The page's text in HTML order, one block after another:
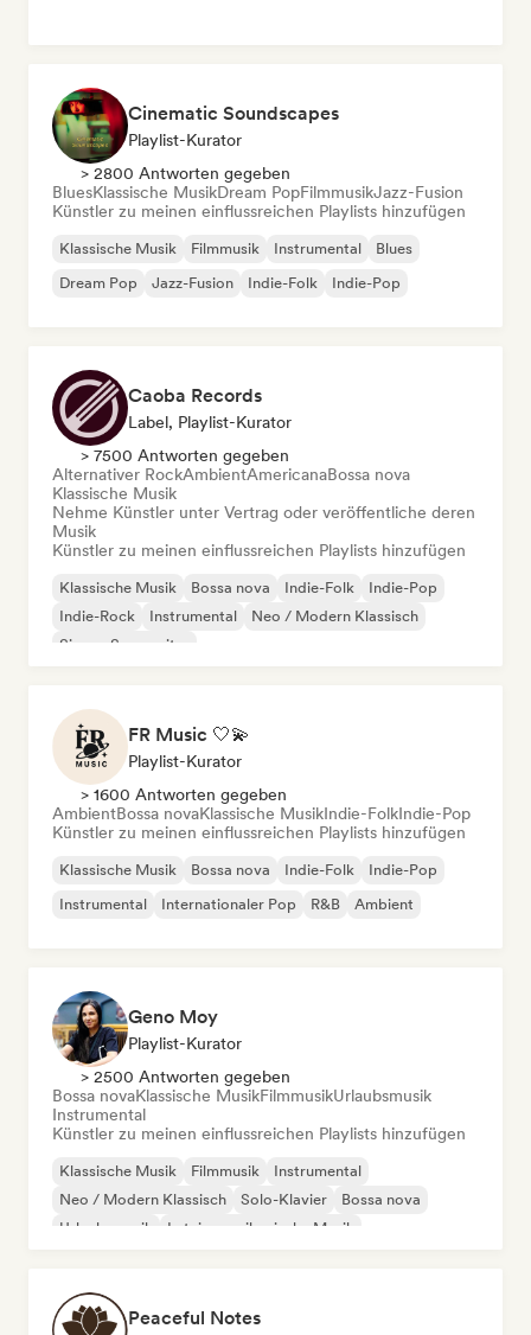
Cinematic Soundscapes
Playlist-Kurator
> 2800 Antworten gegeben
BluesKlassische MusikDream PopFilmmusikJazz-Fusion
Künstler zu meinen einflussreichen Playlists hinzufügen
Klassische Musik Filmmusik Instrumental
Blues
Dream Pop
Jazz-Fusion Indie-Folk Indie-Pop
Caoba Records
Label, Playlist-Kurator
> 7500 Antworten gegeben
Alternativer RockAmbientAmericanaBossa nova
Klassische Musik
Nehme Künstler unter Vertrag oder veröffentliche deren
Musik
Künstler zu meinen einflussreichen Playlists hinzufügen
Klassische Musik Bossa nova Indie-Folk
Indie-Pop
Indie-Rock
Instrumental
Neo / Modern Klassisch
Singer-Songwriter
FR Music 🤍💫
Playlist-Kurator
> 1600 Antworten gegeben
AmbientBossa novaKlassische MusikIndie-FolkIndie-Pop
Künstler zu meinen einflussreichen Playlists hinzufügen
Klassische Musik Bossa nova Indie-Folk
Indie-Pop
Instrumental
Internationaler Pop R&B Ambient
Geno Moy
Playlist-Kurator
> 2500 Antworten gegeben
Bossa novaKlassische MusikFilmmusikUrlaubsmusik
Instrumental
Künstler zu meinen einflussreichen Playlists hinzufügen
Klassische Musik Filmmusik
Instrumental
Neo / Modern Klassisch
Solo-Klavier
Bossa nova
Urlaubsmusik
Lateinamerikanische Musik
Peaceful Notes